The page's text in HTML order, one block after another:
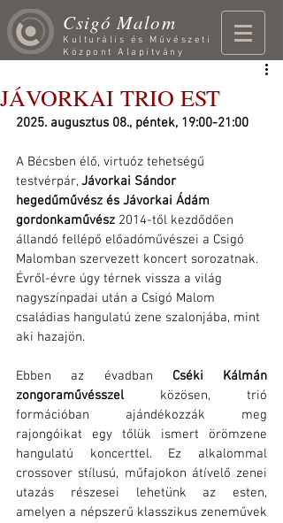
Csigó Malom
Kulturális és Művészeti
Központ Alapítvány
JÁVORKAI TRIO EST
2025. augusztus 08., péntek, 19:00-21:00
A Bécsben élő, virtuóz tehetségű
testvérpár, Jávorkai Sándor
hegedűművész és Jávorkai Ádám
gordonkaművész 2014-től kezdődően
állandó fellépő előadóművészei a Csigó
Malomban szervezett koncert sorozatnak.
Évről-évre úgy térnek vissza a világ
nagyszínpadai után a Csigó Malom
családias hangulatú zene szalonjába, mint
aki hazajön.
Ebben az évadban Cséki Kálmán
zongoraművésszel közösen, trió
formációban ajándékozzák meg
rajongóikat egy tőlük ismert örömzene
hangulatú koncerttel. Ez alkalommal
crossover stílusú, műfajokon átívelő zenei
utazás részesei lehetünk az esten,
amelyen a népszerű klasszikus zeneművek